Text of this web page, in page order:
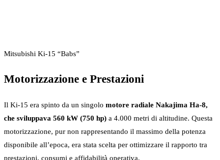
Mitsubishi Ki-15 “Babs”
Motorizzazione e Prestazioni
Il Ki-15 era spinto da un singolo motore radiale Nakajima Ha-8,
che sviluppava 560 kW (750 hp) a 4.000 metri di altitudine. Questa
motorizzazione, pur non rappresentando il massimo della potenza
disponibile all’epoca, era stata scelta per ottimizzare il rapporto tra
prestazioni, consumi e affidabilità operativa.